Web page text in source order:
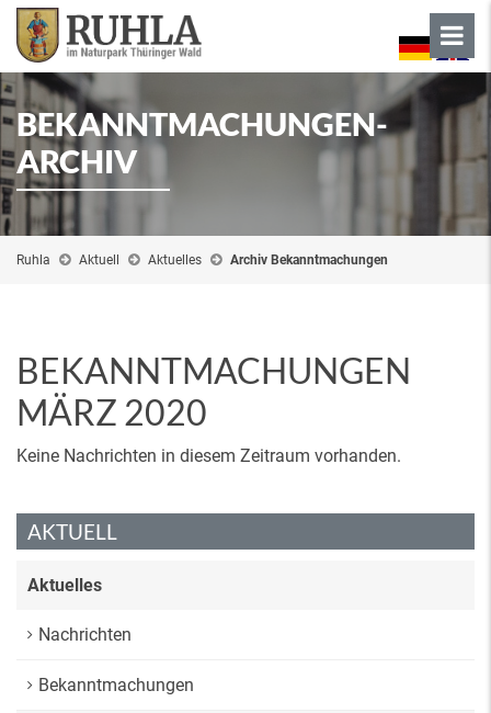
BEKANNTMACHUNGEN-
ARCHIV
Ruhla Aktuell Aktuelles Archiv Bekanntmachungen
BEKANNTMACHUNGEN
MÄRZ 2020
Keine Nachrichten in diesem Zeitraum vorhanden.
AKTUELL
Aktuelles
Nachrichten
Bekanntmachungen